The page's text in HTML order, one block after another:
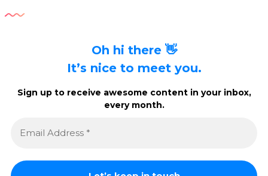
Oh hi there 👋
It’s nice to meet you.
Sign up to receive awesome content in your inbox,
every month.